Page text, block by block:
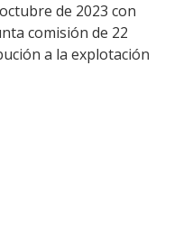
de 2023 con
comisión de 22
a la explotación